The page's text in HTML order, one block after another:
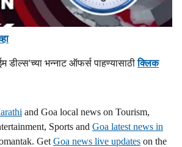
डील्स'च्या भन्नाट ऑफर्स पाहण्यासाठीक्लिक
and Goa local news on Tourism,
Sports and Goa latest news in
Get Goa news live updates on the